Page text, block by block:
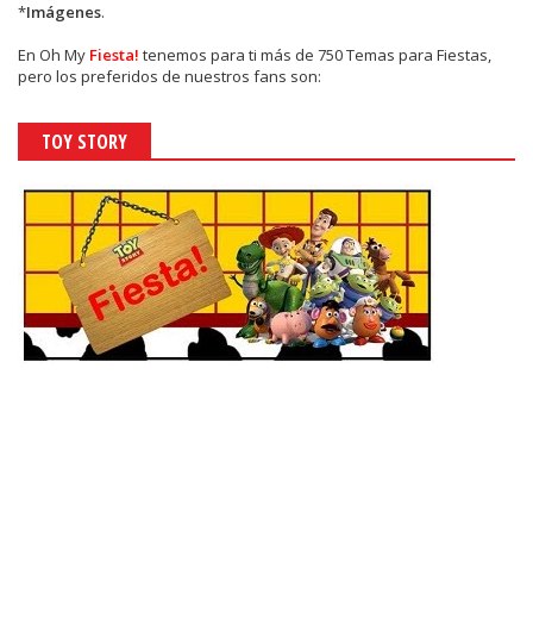
*Imágenes.
En Oh My Fiesta! tenemos para ti más de 750 Temas para Fiestas,
pero los preferidos de nuestros fans son:
TOY STORY